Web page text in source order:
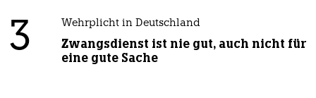
3 Wehrplicht in Deutschland
Zwangsdienst ist nie gut, auch nicht für
eine gute Sache